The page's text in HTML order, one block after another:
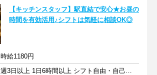
【キッチンスタッフ】駅直結で安心★お昼の
時間を有効活用♪シフトは気軽に相談OK◎
時給1180円
週3日以上 1日6時間以上 シフト自由・自己申告